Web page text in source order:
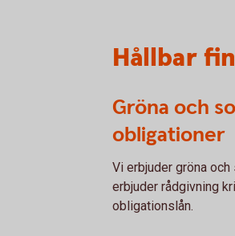
Hållbar
Gröna och
obligationer
Vi erbjuder gröna
erbjuder rådgivning
obligationslån.